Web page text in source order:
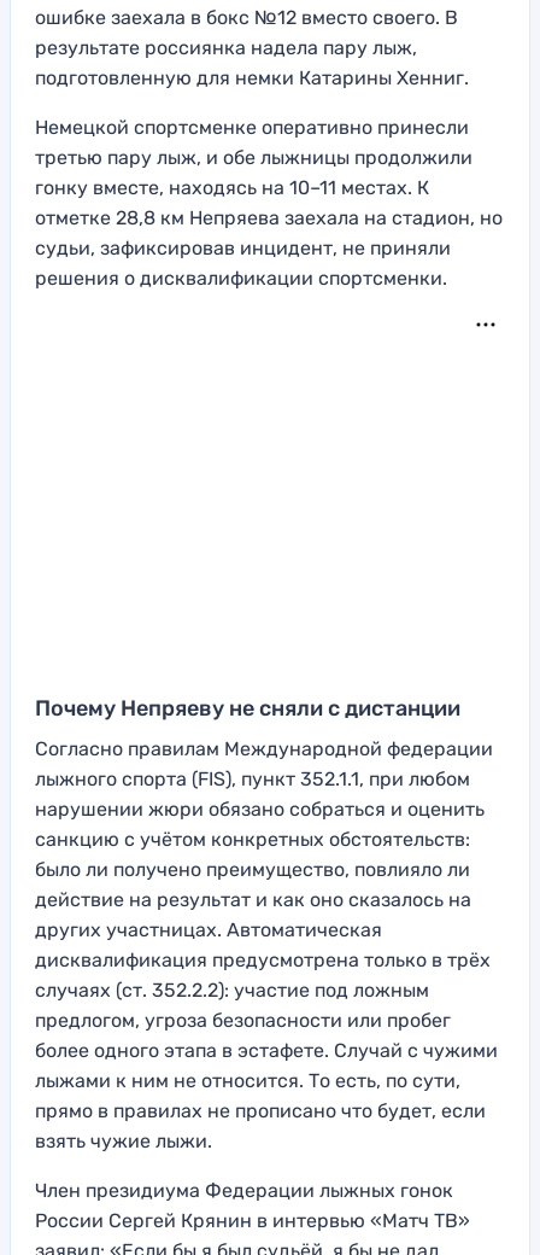
ошибке заехала в бокс №12 вместо своего. В
результате россиянка надела пару лыж,
подготовленную для немки Катарины Хенниг.
Немецкой спортсменке оперативно принесли
третью пару лыж, и обе лыжницы продолжили
гонку вместе, находясь на 10–11 местах. К
отметке 28,8 км Непряева заехала на стадион, но
судьи, зафиксировав инцидент, не приняли
решения о дисквалификации спортсменки.
Почему Непряеву не сняли с дистанции
Согласно правилам Международной федерации
лыжного спорта (FIS), пункт 352.1.1, при любом
нарушении жюри обязано собраться и оценить
санкцию с учётом конкретных обстоятельств:
было ли получено преимущество, повлияло ли
действие на результат и как оно сказалось на
других участницах. Автоматическая
дисквалификация предусмотрена только в трёх
случаях (ст. 352.2.2): участие под ложным
предлогом, угроза безопасности или пробег
более одного этапа в эстафете. Случай с чужими
лыжами к ним не относится. То есть, по сути,
прямо в правилах не прописано что будет, если
взять чужие лыжи.
Член президиума Федерации лыжных гонок
России Сергей Крянин в интервью «Матч ТВ»